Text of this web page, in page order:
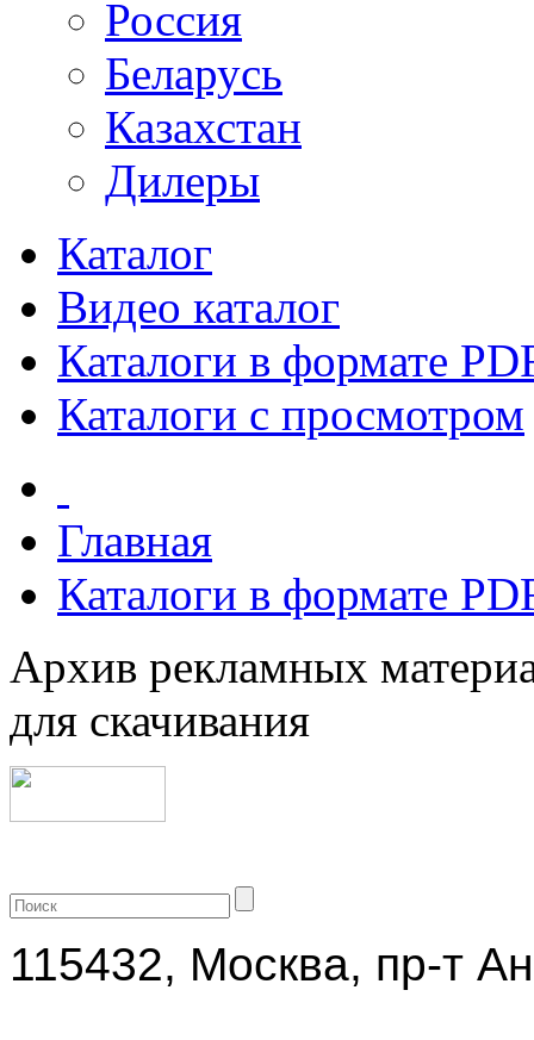
Россия
Беларусь
Казахстан
Дилеры
Каталог
Видео каталог
Каталоги в формате
Каталоги с просмотром
Главная
Каталоги в формате
Архив рекламных
для скачивания
115432, Москва, пр-т